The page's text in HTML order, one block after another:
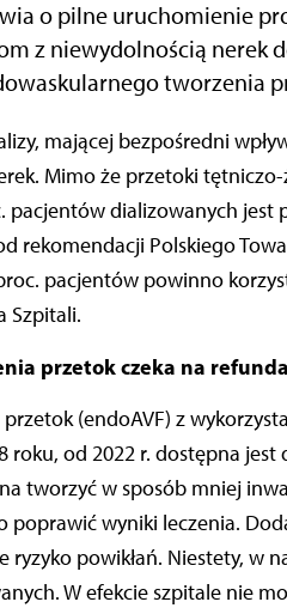
o pilne uruchomienie
z niewydolnością nerek
tworzenia
Mimo że przetoki
pacjentów dializowanych jest
rekomendacji Polskiego
pacjentów powinno
Szpitali.
przetok czeka na
(endoAVF) z
roku, od 2022 r. dostępna
tworzyć w sposób mniej
poprawić wyniki leczenia.
powikłań. Niestety, w
W efekcie szpitale nie